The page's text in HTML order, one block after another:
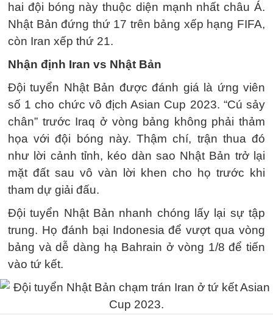
hai đội bóng này thuộc diện mạnh nhất châu Á.
Nhật Bản đứng thứ 17 trên bảng xếp hạng FIFA,
còn Iran xếp thứ 21.
Nhận định Iran vs Nhật Bản
Đội tuyển Nhật Bản được đánh giá là ứng viên
số 1 cho chức vô địch Asian Cup 2023. “Cú sảy
chân” trước Iraq ở vòng bảng không phải thảm
họa với đội bóng này. Thậm chí, trận thua đó
như lời cảnh tỉnh, kéo dàn sao Nhật Bản trở lại
mặt đất sau vô vàn lời khen cho họ trước khi
tham dự giải đấu.
Đội tuyển Nhật Bản nhanh chóng lấy lại sự tập
trung. Họ đánh bại Indonesia để vượt qua vòng
bảng và dễ dàng hạ Bahrain ở vòng 1/8 để tiến
vào tứ kết.